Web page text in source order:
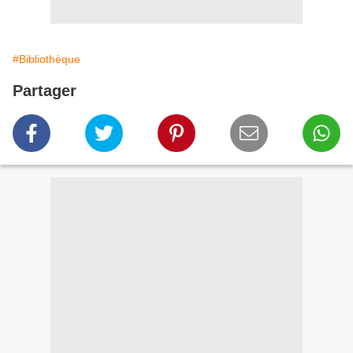
#Bibliothèque
Partager